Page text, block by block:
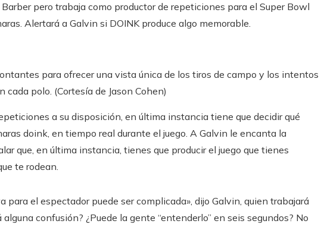
pero trabaja como productor de repeticiones para el Super Bowl
Alertará a Galvin si DOINK produce algo memorable.
para ofrecer una vista única de los tiros de campo y los intentos
polo. (Cortesía de Jason Cohen)
a su disposición, en última instancia tiene que decidir qué
doink, en tiempo real durante el juego. A Galvin le encanta la
que, en última instancia, tienes que producir el juego que tienes
te rodean.
para el espectador puede ser complicada», dijo Galvin, quien trabajará
confusión? ¿Puede la gente “entenderlo” en seis segundos? No